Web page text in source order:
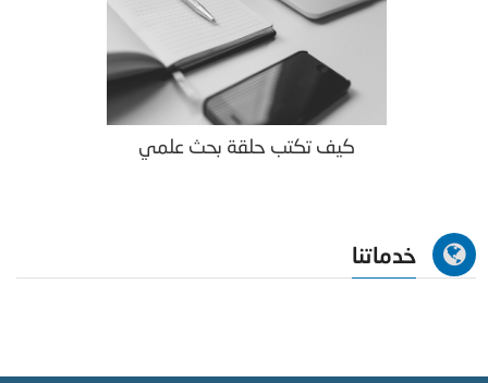
كيف تكتب حلقة بحث علمي
خدماتنا